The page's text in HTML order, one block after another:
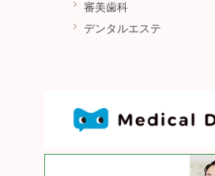
審美歯科
デンタルエステ